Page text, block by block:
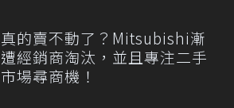
真的賣不動了？Mitsubishi漸
遭經銷商淘汰，並且專注二手
市場尋商機！